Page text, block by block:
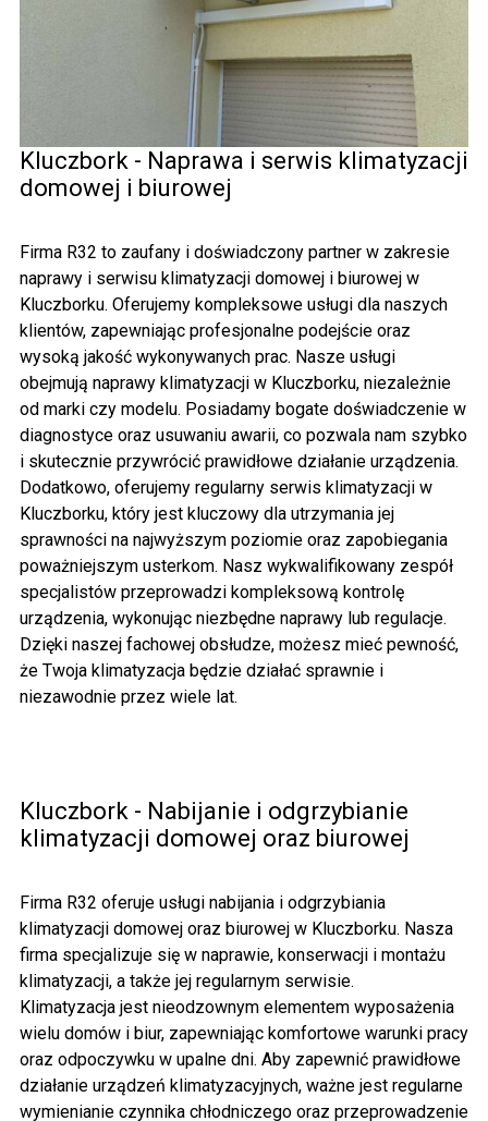
Kluczbork - Naprawa i serwis klimatyzacji
domowej i biurowej
Firma R32 to zaufany i doświadczony partner w zakresie
naprawy i serwisu klimatyzacji domowej i biurowej w
Kluczborku. Oferujemy kompleksowe usługi dla naszych
klientów, zapewniając profesjonalne podejście oraz
wysoką jakość wykonywanych prac. Nasze usługi
obejmują naprawy klimatyzacji w Kluczborku, niezależnie
od marki czy modelu. Posiadamy bogate doświadczenie w
diagnostyce oraz usuwaniu awarii, co pozwala nam szybko
i skutecznie przywrócić prawidłowe działanie urządzenia.
Dodatkowo, oferujemy regularny serwis klimatyzacji w
Kluczborku, który jest kluczowy dla utrzymania jej
sprawności na najwyższym poziomie oraz zapobiegania
poważniejszym usterkom. Nasz wykwalifikowany zespół
specjalistów przeprowadzi kompleksową kontrolę
urządzenia, wykonując niezbędne naprawy lub regulacje.
Dzięki naszej fachowej obsłudze, możesz mieć pewność,
że Twoja klimatyzacja będzie działać sprawnie i
niezawodnie przez wiele lat.
Kluczbork - Nabijanie i odgrzybianie
klimatyzacji domowej oraz biurowej
Firma R32 oferuje usługi nabijania i odgrzybiania
klimatyzacji domowej oraz biurowej w Kluczborku. Nasza
firma specjalizuje się w naprawie, konserwacji i montażu
klimatyzacji, a także jej regularnym serwisie.
Klimatyzacjajest nieodzownym elementem wyposażenia
wielu domów i biur, zapewniając komfortowe warunki pracy
oraz odpoczywku w upalne dni. Aby zapewnić prawidłowe
działanie urządzeń klimatyzacyjnych, ważne jest regularne
wymienianie czynnika chłodniczego oraz przeprowadzenie